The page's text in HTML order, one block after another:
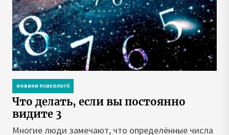
НОВИНИ ПСИХОЛОГІЇ
Что делать, если вы постоянно
видите 3
Многие люди замечают, что определённые числа